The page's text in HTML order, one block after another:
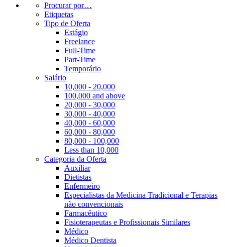
Procurar por…
Etiquetas
Tipo de Oferta
Estágio
Freelance
Full-Time
Part-Time
Temporário
Salário
10,000 - 20,000
100,000 and above
20,000 - 30,000
30,000 - 40,000
40,000 - 60,000
60,000 - 80,000
80,000 - 100,000
Less than 10,000
Categoria da Oferta
Auxiliar
Dietistas
Enfermeiro
Especialistas da Medicina Tradicional e Terapias
não convencionais
Farmacêutico
Fisioterapeutas e Profissionais Similares
Médico
Médico Dentista